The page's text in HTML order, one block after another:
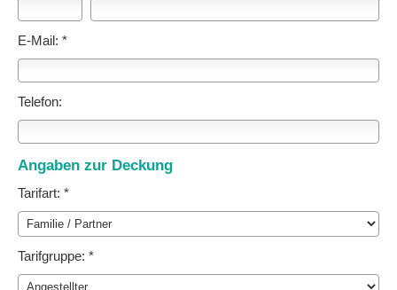
E-Mail: *
Telefon:
Angaben zur Deckung
Tarifart: *
Tarifgruppe: *